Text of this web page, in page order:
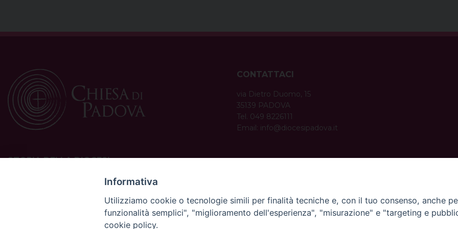
STORIA DELLA DIOCESI
La Diocesi di Padova è una sede della Chiesa cattolica in
alla Regione Ecclesiastica Triveneto.
È costituita da 454 parrocchie situate nelle province di
Padova, Vicenza, Venezia, Treviso, Belluno.
CONTATTACI
via Dietro Duomo, 15
35139 PADOVA
Tel. 049 8226111
Email: info@diocesipadova.it
Informativa
Utilizziamo cookie o tecnologie simili per finalità tecniche e, con il tuo consenso, anche
funzionalità semplici", "miglioramento dell'esperienza", "misurazione" e "targeting e
cookie policy.